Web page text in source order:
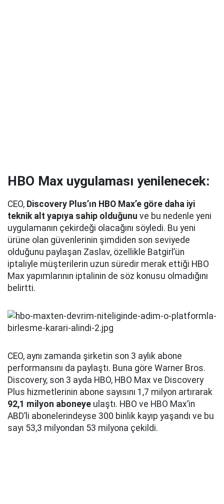
HBO Max uygulaması yenilenecek:
CEO, Discovery Plus’ın HBO Max’e göre daha iyi
teknik alt yapıya sahip olduğunu ve bu nedenle yeni
uygulamanın çekirdeği olacağını söyledi. Bu yeni
ürüne olan güvenlerinin şimdiden son seviyede
olduğunu paylaşan Zaslav, özellikle Batgirl’ün
iptaliyle müşterilerin uzun süredir merak ettiği HBO
Max yapımlarının iptalinin de söz konusu olmadığını
belirtti.
CEO, aynı zamanda şirketin son 3 aylık abone
performansını da paylaştı. Buna göre Warner Bros.
Discovery, son 3 ayda HBO, HBO Max ve Discovery
Plus hizmetlerinin abone sayısını 1,7 milyon artırarak
92,1 milyon aboneye ulaştı. HBO ve HBO Max’in
ABD’li abonelerindeyse 300 binlik kayıp yaşandı ve bu
sayı 53,3 milyondan 53 milyona çekildi.